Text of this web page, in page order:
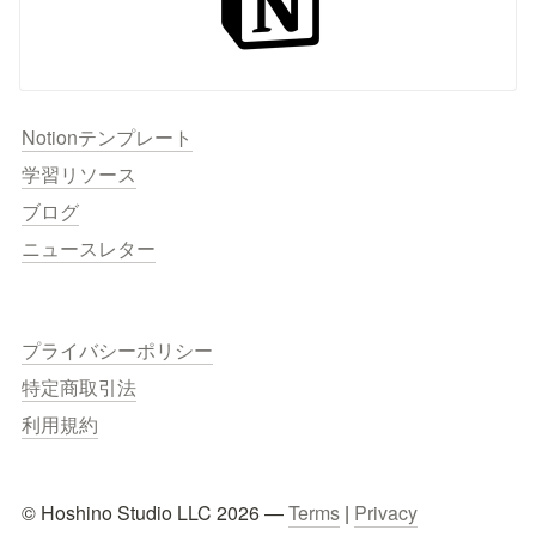
Notionテンプレート
学習リソース
ブログ
ニュースレター
プライバシーポリシー
特定商取引法
利用規約
© Hoshino Studio LLC 2026 — Terms | Privacy